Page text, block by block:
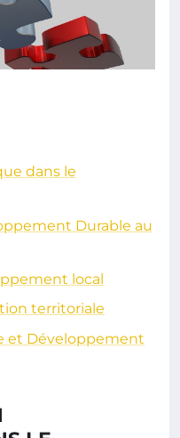
dans le
Durable au
local
territoriale
et Développement